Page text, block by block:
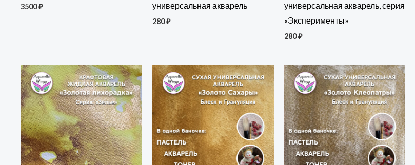
3500₽
универсальная акварель
280₽
универсальная акварель, серия
«Эксперименты»
280₽